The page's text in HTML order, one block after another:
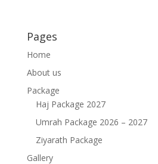
Pages
Home
About us
Package
Haj Package 2027
Umrah Package 2026 – 2027
Ziyarath Package
Gallery